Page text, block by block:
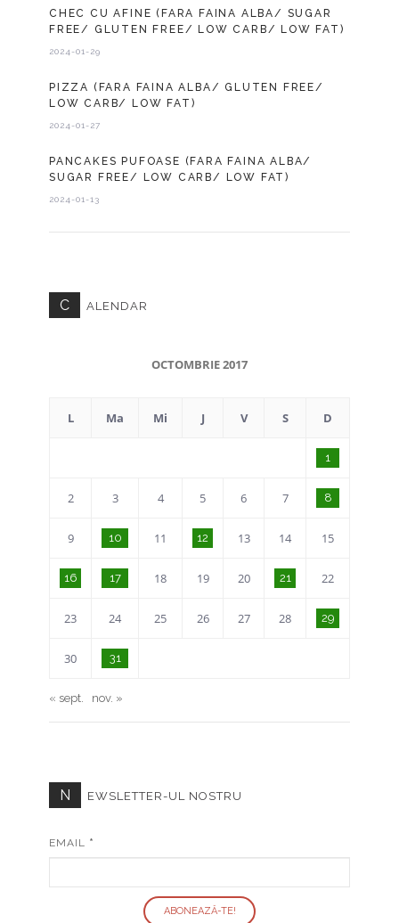
CHEC CU AFINE (FARA FAINA ALBA/ SUGAR
FREE/ GLUTEN FREE/ LOW CARB/ LOW FAT)
2024-01-29
PIZZA (FARA FAINA ALBA/ GLUTEN FREE/
LOW CARB/ LOW FAT)
2024-01-27
PANCAKES PUFOASE (FARA FAINA ALBA/
SUGAR FREE/ LOW CARB/ LOW FAT)
2024-01-13
C ALENDAR
OCTOMBRIE 2017
L Ma Mi J V S D
1
2 3 4 5 6 7 8
9 10 11 12 13 14 15
16 17 18 19 20 21 22
23 24 25 26 27 28 29
30 31
« sept. nov. »
N EWSLETTER-UL NOSTRU
EMAIL *